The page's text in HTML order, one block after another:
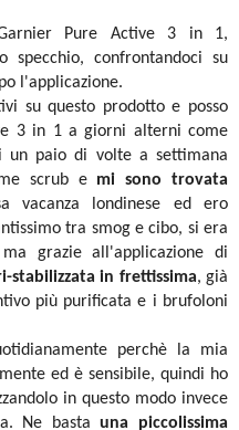
Pure Active 3 in 1,
specchio, confrontandoci su
l'applicazione.
su questo prodotto e posso
3 in 1 a giorni alterni come
un paio di volte a settimana
scrub e mi sono trovata
vacanza londinese ed ero
tra smog e cibo, si era
grazie all'applicazione di
stabilizzata in frettissima, già
più purificata e i brufoloni
perchè la mia
ed è sensibile, quindi ho
in questo modo invece
Ne bastauna piccolissima